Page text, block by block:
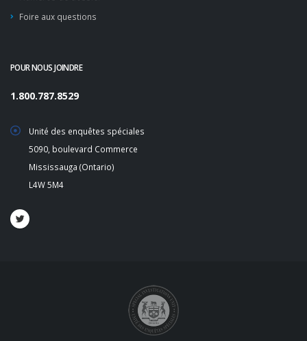
Foire aux questions
POUR NOUS JOINDRE
1.800.787.8529
Unité des enquêtes spéciales
5090, boulevard Commerce
Mississauga (Ontario)
L4W 5M4